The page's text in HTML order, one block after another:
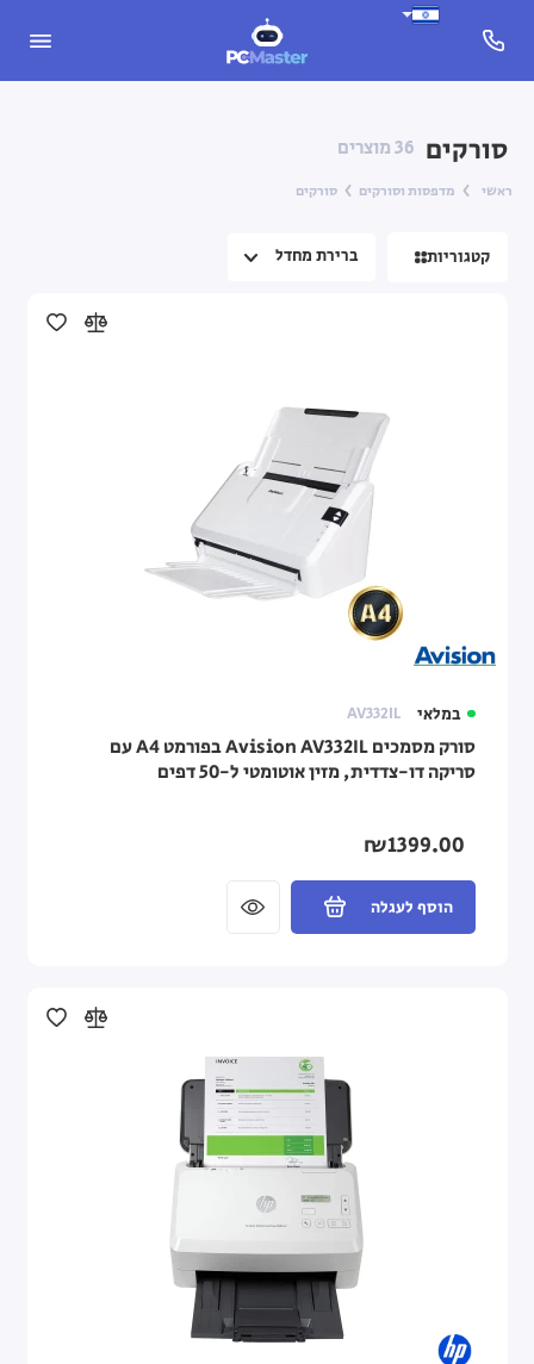
סורקים 36 מוצרים
ראשי מדפסות וסורקים סורקים
קטגוריות
במלאי AV332IL
סורק מסמכים Avision AV332IL בפורמט A4 עם
סריקה דו-צדדית, מזין אוטומטי ל-50 דפים
₪1399.00
הוסף לעגלה